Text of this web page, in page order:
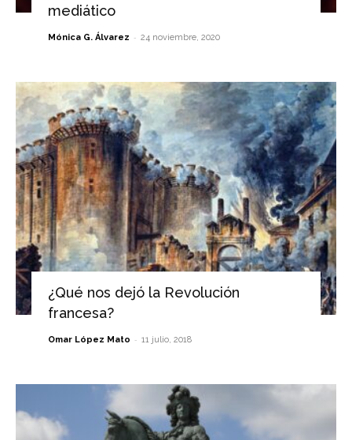
mediático
Mónica G. Álvarez - 24 noviembre, 2020
¿Qué nos dejó la Revolución
francesa?
Omar López Mato - 11 julio, 2018